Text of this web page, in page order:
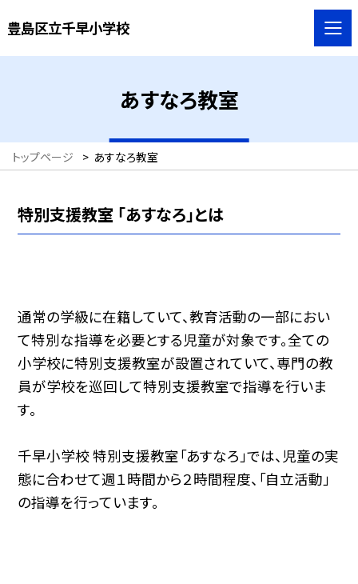
豊島区立千早小学校
あすなろ教室
トップページ > あすなろ教室
特別支援教室 「あすなろ」とは
通常の学級に在籍していて、教育活動の一部におい
て特別な指導を必要とする児童が対象です。全ての
小学校に特別支援教室が設置されていて、専門の教
員が学校を巡回して特別支援教室で指導を行いま
す。
千早小学校 特別支援教室「あすなろ」では、児童の実
態に合わせて週１時間から２時間程度、「自立活動」
の指導を行っています。